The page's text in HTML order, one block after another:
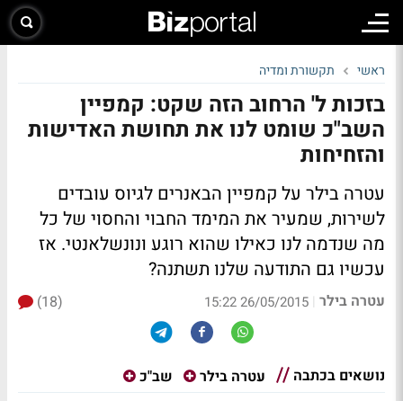
ראשי תקשורת ומדיה
בזכות ל' הרחוב הזה שקט: קמפיין
השב"כ שומט לנו את תחושת האדישות
והזחיחות
עטרה בילר על קמפיין הבאנרים לגיוס עובדים
לשירות, שמעיר את המימד החבוי והחסוי של כל
מה שנדמה לנו כאילו שהוא רוגע ונונשלאנטי. אז
עכשיו גם התודעה שלנו תשתנה?
עטרה בילר |
26/05/2015 15:22
(18)
נושאים בכתבה עטרה בילר שב"כ